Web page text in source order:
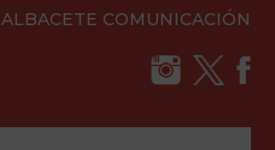
ALBACETE COMUNICACIÓN